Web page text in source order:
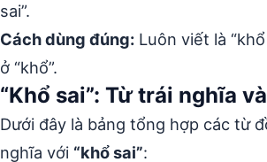
sai”.
Cách dùng đúng: Luôn viết là
ở “khổ”.
“Khổ sai”: Từ trái nghĩa
Dưới đây là bảng tổng hợp các từ
nghĩa với “khổ sai”: